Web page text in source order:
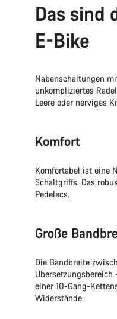
Das sind
E-Bike
Nabenschaltungen
unkompliziertes
Leere oder nerviges
Komfort
Komfortabel ist eine
Schaltgriffs. Das
Pedelecs.
Große
Die Bandbreite
einer 10-Gang-
Widerstände.